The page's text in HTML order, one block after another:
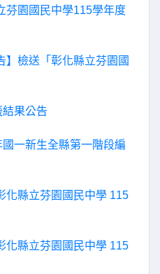
芬園國民中學115學年度
】檢送「彰化縣立芬園國
果公告
一新生全縣第一階段編
化縣立芬園國民中學 115
化縣立芬園國民中學 115